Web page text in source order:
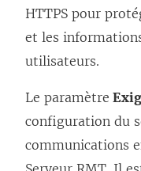
HTTPS pour
et les
utilisateurs.
Le paramètre
configuration du
communications